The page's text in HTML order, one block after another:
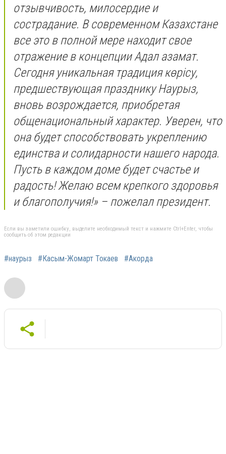
отзывчивость, милосердие и
сострадание. В современном Казахстане
все это в полной мере находит свое
отражение в концепции Адал азамат.
Сегодня уникальная традиция көрісу,
предшествующая празднику Наурыз,
вновь возрождается, приобретая
общенациональный характер. Уверен, что
она будет способствовать укреплению
единства и солидарности нашего народа.
Пусть в каждом доме будет счастье и
радость! Желаю всем крепкого здоровья
и благополучия!» – пожелал президент.
Если вы заметили ошибку, выделите необходимый текст и нажмите Ctrl+Enter, чтобы
сообщить об этом редакции
#наурыз #Касым-Жомарт Токаев #Акорда